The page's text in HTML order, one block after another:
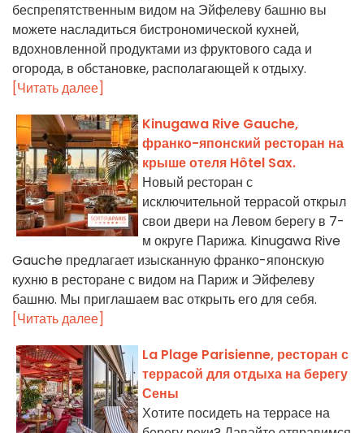
беспрепятственным видом на Эйфелеву башню вы
можете насладиться бистрономической кухней,
вдохновленной продуктами из фруктового сада и
огорода, в обстановке, располагающей к отдыху.
[Читать далее]
Kinugawa Rive Gauche,
франко-японский ресторан на
крыше отеля Hôtel Sax.
Новый ресторан с
исключительной террасой открыл
свои двери на Левом берегу в 7-
м округе Парижа. Kinugawa Rive
Gauche предлагает изысканную франко-японскую
кухню в ресторане с видом на Париж и Эйфелеву
башню. Мы приглашаем вас открыть его для себя.
[Читать далее]
La Plage Parisienne, ресторан с
террасой для отдыха на берегу
Сены
Хотите посидеть на террасе на